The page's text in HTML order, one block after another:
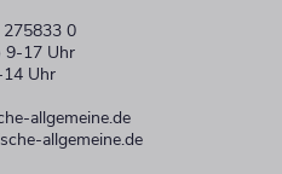
0
9-17 Uhr
Uhr
allgemeine.de
allgemeine.de